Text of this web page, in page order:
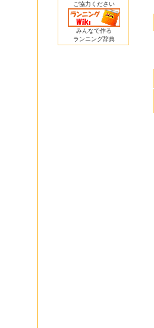
ご協力ください
みんなで作る
ランニング辞典